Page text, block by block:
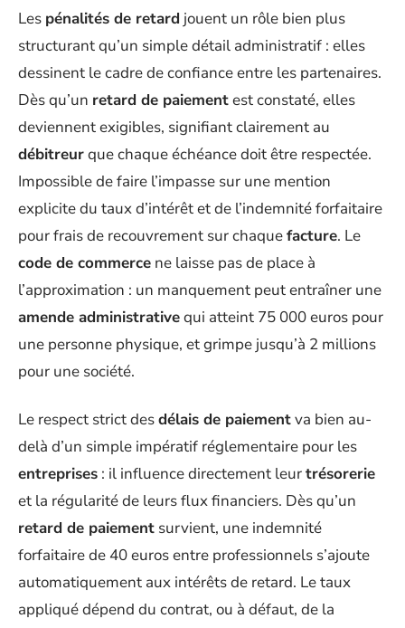
Les pénalités de retard jouent un rôle bien plus
structurant qu’un simple détail administratif : elles
dessinent le cadre de confiance entre les partenaires.
Dès qu’un retard de paiementest constaté, elles
deviennent exigibles, signifiant clairement au
débitreurque chaque échéance doit être respectée.
Impossible de faire l’impasse sur une mention
explicite du taux d’intérêt et de l’indemnité forfaitaire
pour frais de recouvrement sur chaquefacture. Le
code de commerce ne laisse pas de place à
l’approximation : un manquement peut entraîner une
amende administrativequi atteint 75 000 euros pour
une personne physique, et grimpe jusqu’à 2 millions
pour une société.
Le respect strict desdélais de paiementva bien au-
delà d’un simple impératif réglementaire pour les
entreprises : il influence directement leurtrésorerie
et la régularité de leurs flux financiers. Dès qu’un
retard de paiement survient, une indemnité
forfaitaire de 40 euros entre professionnels s’ajoute
automatiquement aux intérêts de retard. Le taux
appliqué dépend du contrat, ou à défaut, de la